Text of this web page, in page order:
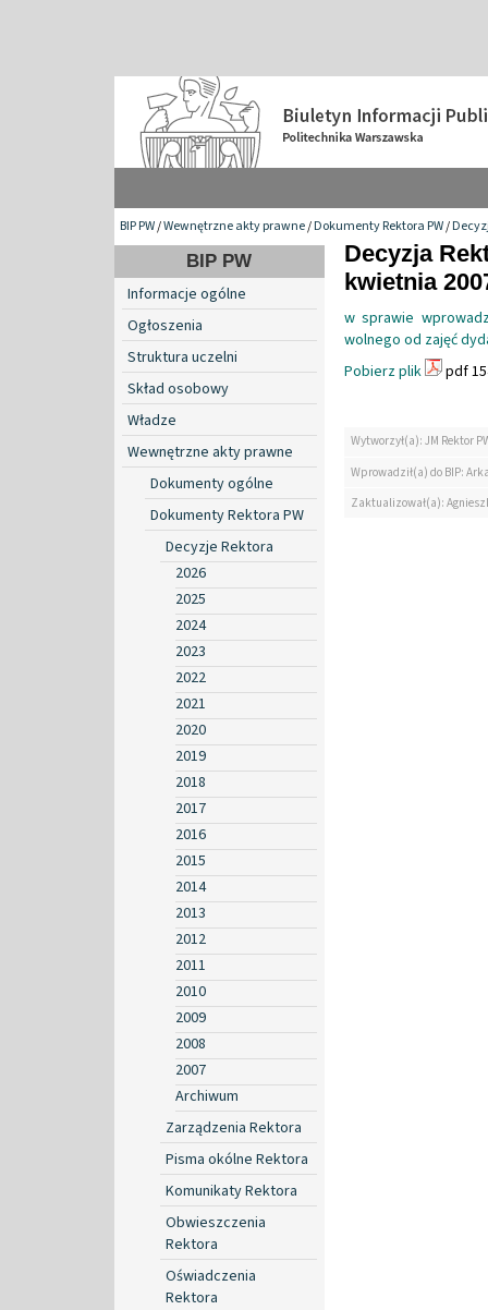
BIP PW/Wewnętrzne akty prawne/Dokumenty Rektora PW/
BIP PW
Informacje ogólne
Ogłoszenia
Struktura uczelni
Skład osobowy
Władze
Wewnętrzne akty prawne
Dokumenty ogólne
Dokumenty Rektora PW
Decyzje Rektora
2026
2025
2024
2023
2022
2021
2020
2019
2018
2017
2016
2015
2014
2013
2012
2011
2010
2009
2008
2007
Archiwum
Zarządzenia Rektora
Pisma okólne Rektora
Komunikaty Rektora
Obwieszczenia
Rektora
Oświadczenia
Rektora
Decyzja
kwietnia
w sprawie
wolnego od zajęć
Pobierz plik
pdf
Wytworzył(a): JM Rektor
Wprowadził(a) do BIP:
Zaktualizował(a):